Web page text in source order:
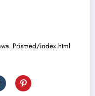
index.html